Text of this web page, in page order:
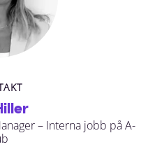
– Interna jobb på A-